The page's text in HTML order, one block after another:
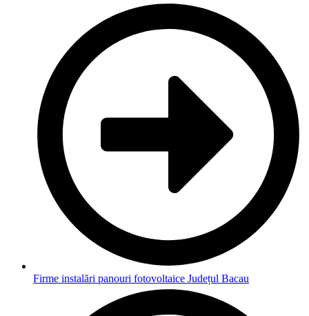
Firme instalări panouri fotovoltaice Județul Bacau